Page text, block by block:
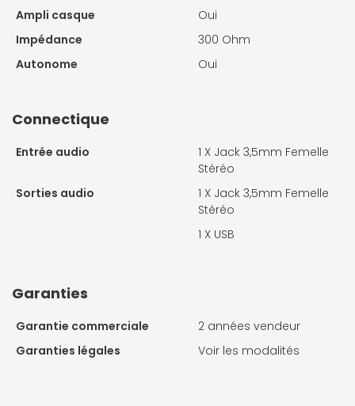
Ampli casque
Oui
Impédance
300 Ohm
Autonome
Oui
Connectique
Entrée audio 1 X Jack 3,5mm Femelle
Stéréo
Sorties audio
1 X Jack 3,5mm Femelle
Stéréo
1 X USB
Garanties
Garantie commerciale
2 années vendeur
Garanties légales
Voir les modalités